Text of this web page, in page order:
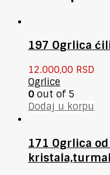
197 Ogrlica
12.000,00 RSD
Ogrlice
0 out of 5
Dodaj u korpu
171 Ogrlica